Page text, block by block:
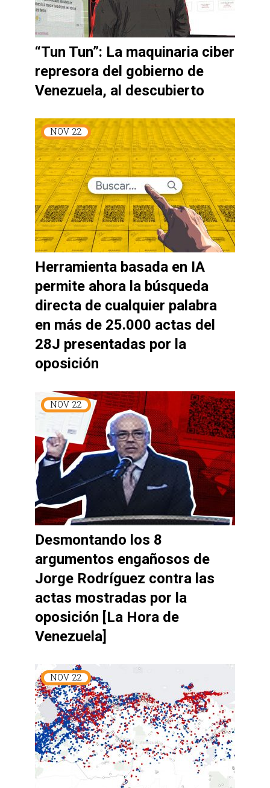
“Tun Tun”: La maquinaria ciber
represora del gobierno de
Venezuela, al descubierto
NOV 22
Herramienta basada en IA
permite ahora la búsqueda
directa de cualquier palabra
en más de 25.000 actas del
28J presentadas por la
oposición
NOV 22
Desmontando los 8
argumentos engañosos de
Jorge Rodríguez contra las
actas mostradas por la
oposición [La Hora de
Venezuela]
NOV 22